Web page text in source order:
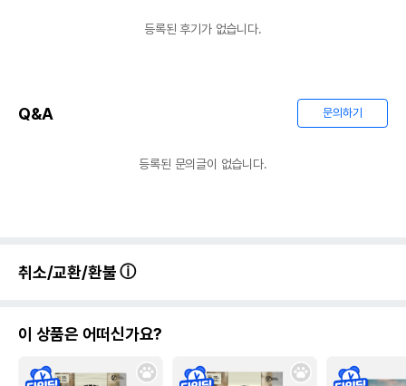
등록된 후기가 없습니다.
Q&A 문의하기
등록된 문의글이 없습니다.
취소/교환/환불
이 상품은 어떠신가요?